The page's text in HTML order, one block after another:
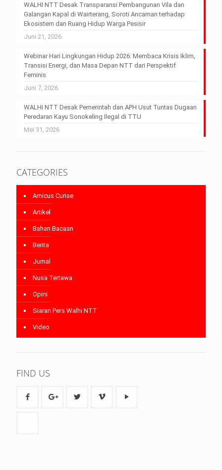
WALHI NTT Desak Transparansi Pembangunan Vila dan
Galangan Kapal di Wairterang, Soroti Ancaman terhadap
Ekosistem dan Ruang Hidup Warga Pesisir
Juni 21, 2026
Webinar Hari Lingkungan Hidup 2026: Membaca Krisis Iklim,
Transisi Energi, dan Masa Depan NTT dari Perspektif
Feminis
Juni 7, 2026
WALHI NTT Desak Pemerintah dan APH Usut Tuntas Dugaan
Peredaran Kayu Sonokeling Ilegal di TTU
Mei 31, 2026
CATEGORIES
Amicus Curiae
Artikel
Bahan Bacaan
Berita
Jurnal
Nusa Tertawa
Opini
Siaran Pers Walhi NTT
Video
FIND US